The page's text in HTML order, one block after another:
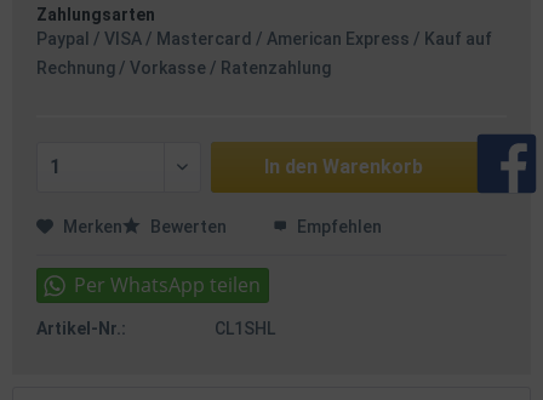
Zahlungsarten
Paypal / VISA / Mastercard / American Express / Kauf auf
Rechnung / Vorkasse / Ratenzahlung
In den Warenkorb
Merken Bewerten Empfehlen
Artikel-Nr.: CL1SHL